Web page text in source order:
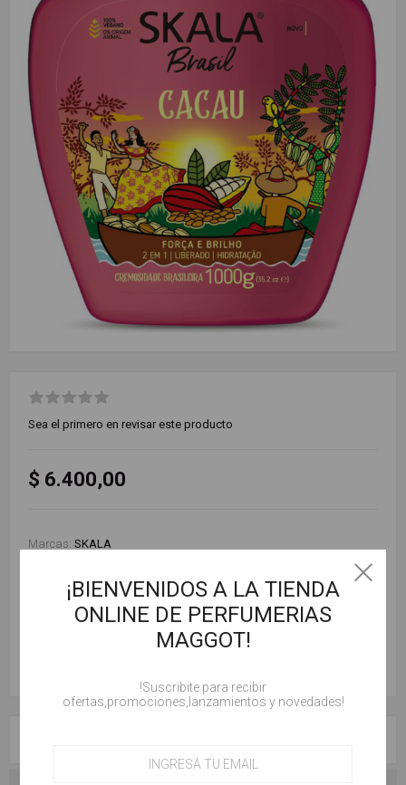
Sea el primero en revisar este producto
$ 6.400,00
Marcas: SKALA
AÑADIR AL CARRITO
¡BIENVENIDOS A LA TIENDA
ONLINE DE PERFUMERIAS
MAGGOT!
!Suscribite para recibir
ofertas,promociones,lanzamientos y novedades!